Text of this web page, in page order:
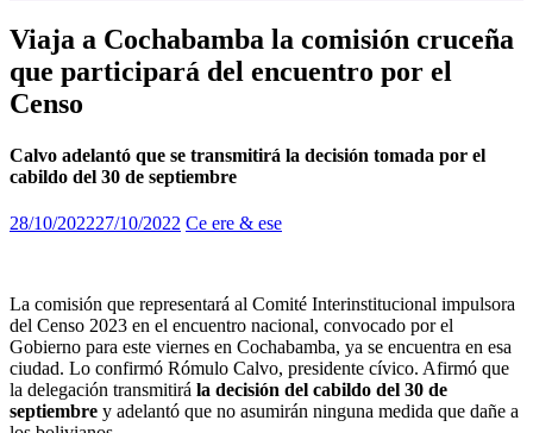
Viaja a Cochabamba la comisión cruceña
que participará del encuentro por el
Censo
Calvo adelantó que se transmitirá la decisión tomada por el
cabildo del 30 de septiembre
28/10/202227/10/2022 Ce ere & ese
La comisión que representará al Comité Interinstitucional impulsora
del Censo 2023 en el encuentro nacional, convocado por el
Gobierno para este viernes en Cochabamba, ya se encuentra en esa
ciudad. Lo confirmó Rómulo Calvo, presidente cívico. Afirmó que
la delegación transmitirá la decisión del cabildo del 30 de
septiembre y adelantó que no asumirán ninguna medida que dañe a